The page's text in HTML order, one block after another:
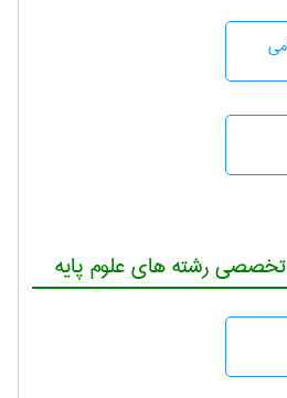
رشته های علوم پایه